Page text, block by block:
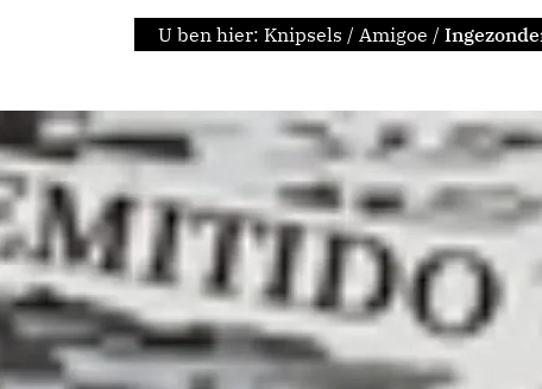
U ben hier: Knipsels / Amigoe /